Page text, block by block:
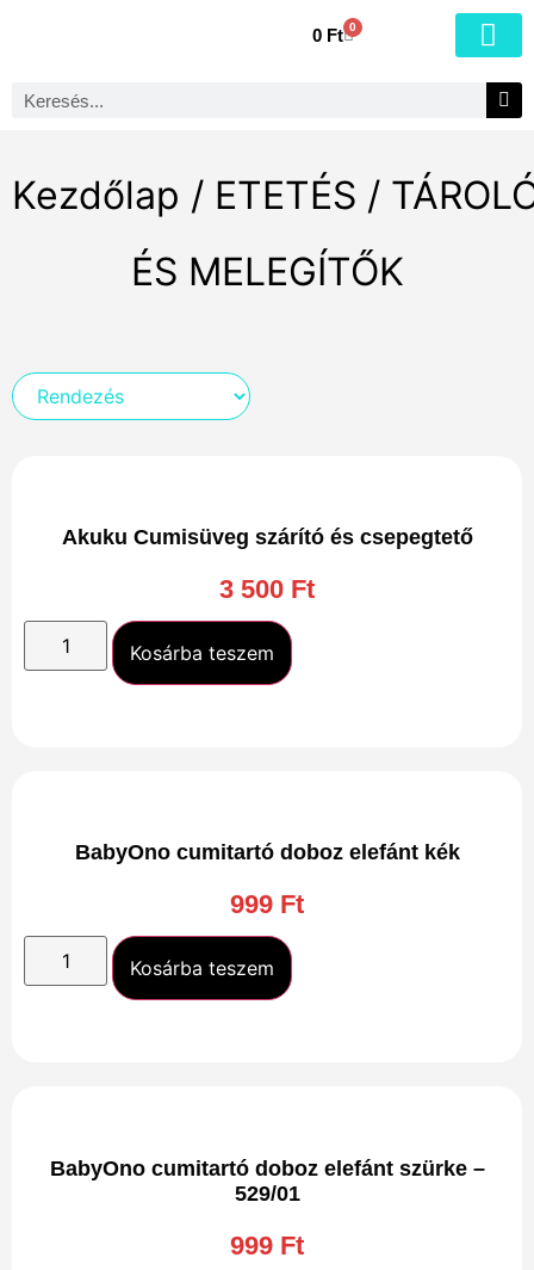
0 Ft 0
Kezdőlap / ETETÉS /
ÉS MELEGÍTŐK
Akuku Cumisüveg szárító és csepegtető
3 500 Ft
Kosárba teszem
BabyOno cumitartó doboz elefánt kék
999 Ft
Kosárba teszem
BabyOno cumitartó doboz elefánt szürke –
529/01
999 Ft